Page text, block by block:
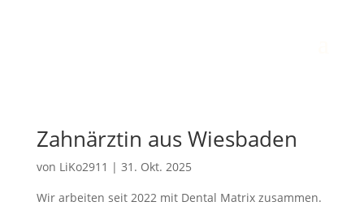
Zahnärztin aus Wiesbaden
von LiKo2911 | 31. Okt. 2025
Wir arbeiten seit 2022 mit Dental Matrix zusammen.